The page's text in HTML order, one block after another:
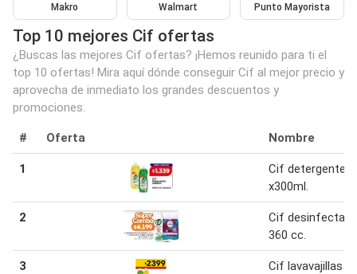
Makro Walmart Punto Mayorista
Top 10 mejores Cif ofertas
¿Buscas las mejores Cif ofertas? ¡Hemos reunido para ti el
top 10 ofertas! Mira aquí dónde conseguir Cif al mejor precio y
aprovecha de inmediato los grandes descuentos y
promociones.
# Oferta Nombre
1
Cif detergente
x300ml.
2
Cif
360 cc.
3
Cif lavavajillas